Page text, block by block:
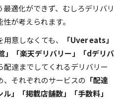
適化ができず、むしろデリバリ
が考えられます。
意しなくても、
「Uver eats」
」「楽天デリバリー」「dデリバ
配達までしてくれるデリバリー
、それぞれのサービスの 「配達
」「掲載店舗数」「手数料」